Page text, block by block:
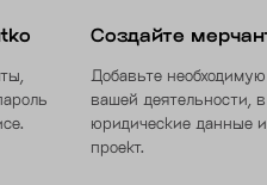
Создайте
Добавьте
вашей деятельности,
юридические данные
проект.